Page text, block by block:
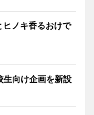
ノキ香るおけで
向け企画を新設